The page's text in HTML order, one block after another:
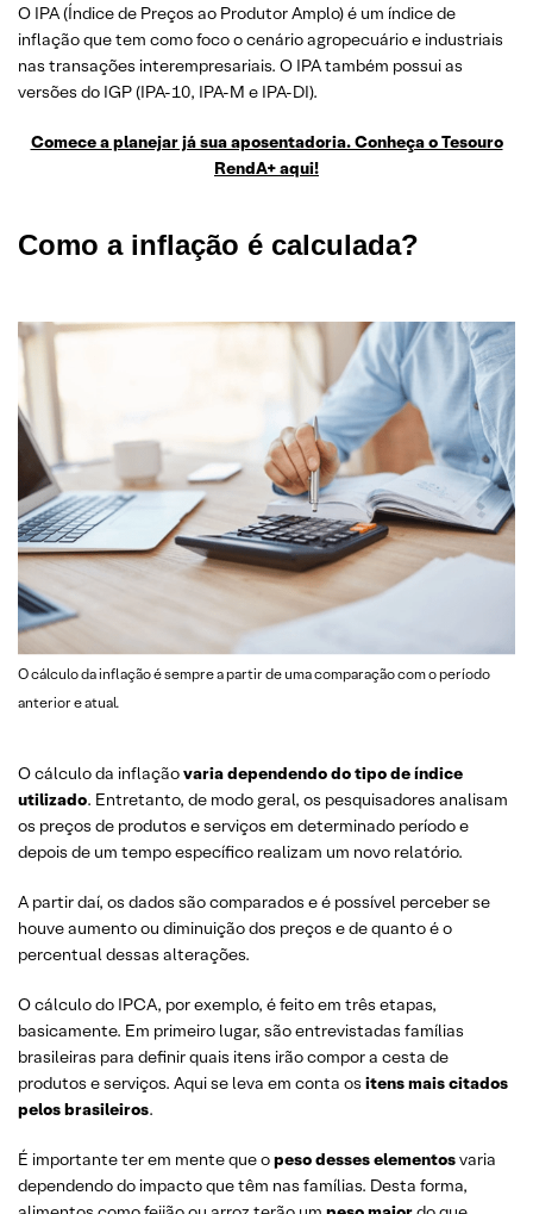
O IPA (Índice de Preços ao Produtor Amplo) é um índice de
inflação que tem como foco o cenário agropecuário e industriais
nas transações interempresariais. O IPA também possui as
versões do IGP (IPA-10, IPA-M e IPA-DI).
Comece a planejar já sua aposentadoria. Conheça o Tesouro
RendA+ aqui!
Como a inflação é calculada?
O cálculo da inflação é sempre a partir de uma comparação com o período
anterior e atual.
O cálculo da inflaçãovaria dependendo do tipo de índice
utilizado. Entretanto, de modo geral, os pesquisadores analisam
os preços de produtos e serviços em determinado período e
depois de um tempo específico realizam um novo relatório.
A partir daí, os dados são comparados e é possível perceber se
houve aumento ou diminuição dos preços e de quanto é o
percentual dessas alterações.
O cálculo do IPCA, por exemplo, é feito em três etapas,
basicamente. Em primeiro lugar, são entrevistadas famílias
brasileiras para definir quais itens irão compor a cesta de
produtos e serviços. Aqui se leva em conta os itens mais citados
pelos brasileiros.
É importante ter em mente que opeso desses elementosvaria
dependendo do impacto que têm nas famílias. Desta forma,